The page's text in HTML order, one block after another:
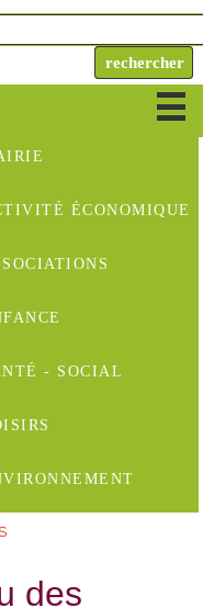
ÉCONOMIQUE
- SOCIAL
des